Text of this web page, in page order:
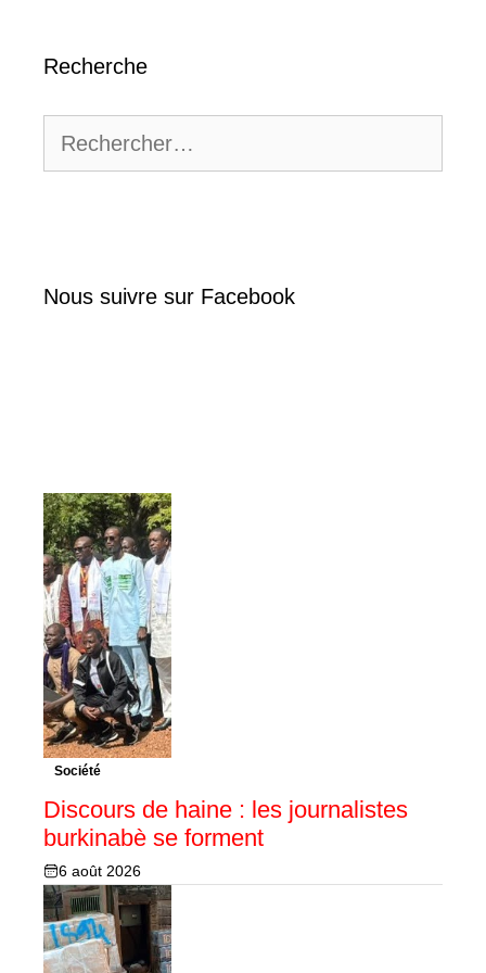
Recherche
Nous suivre sur Facebook
Société
Discours de haine : les journalistes
burkinabè se forment
6 août 2026